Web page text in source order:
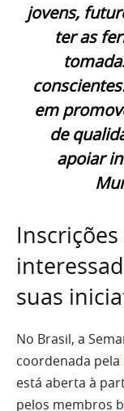
jovens,
ter as
em
de
apoiar
suas
No Brasil, a
coordenada pela
está aberta à
pelos membros